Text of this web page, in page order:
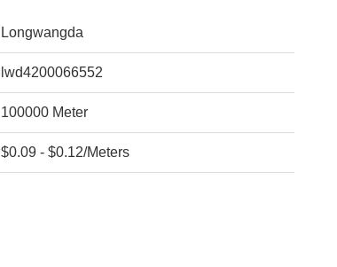
Longwangda
lwd4200066552
100000 Meter
$0.09 - $0.12/Meters